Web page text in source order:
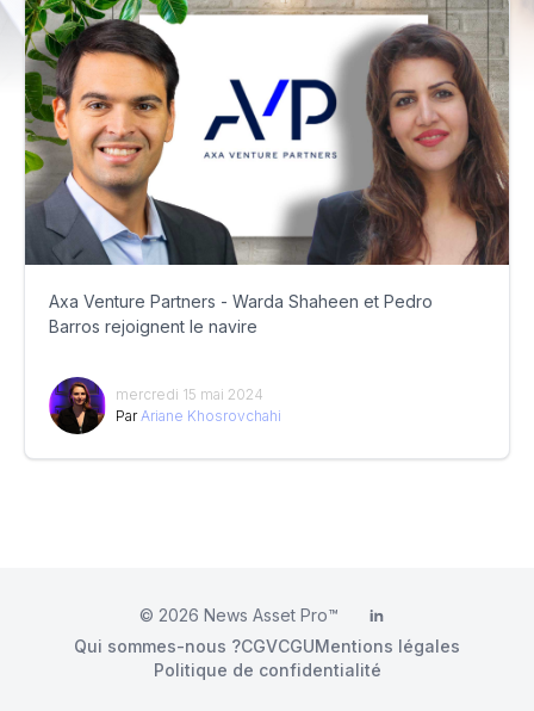
Axa Venture Partners - Warda Shaheen et Pedro
Barros rejoignent le navire
mercredi 15 mai 2024
Par Ariane Khosrovchahi
© 2026 News Asset Pro™ LinkedIn
Qui sommes-nous ?CGVCGUMentions légales
Politique de confidentialité